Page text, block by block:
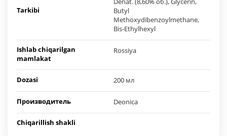
Tarkibi
Butyl
Methoxydibenzoylmethane,
Bis-Ethylhexyl
Ishlab chiqarilgan
mamlakat
Rossiya
Dozasi 200 мл
Производитель Deonica
Chiqarillish shakli